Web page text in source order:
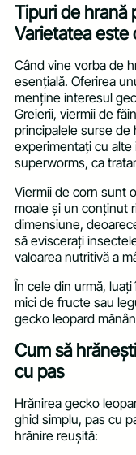
Tipuri de hrană
Varietatea este
Când vine vorba de
esențială. Oferirea
menține interesul
Greierii, viermii de
principalele surse de
experimentați cu
superworms, ca
Viermii de corn sunt
moale și un conținut
dimensiune,
să eviscerați
valoarea nutritivă a
În cele din urmă,
mici de fructe sau
gecko leopard
Cum să
cu pas
Hrănirea gecko
ghid simplu, pas cu
hrănire reușită: